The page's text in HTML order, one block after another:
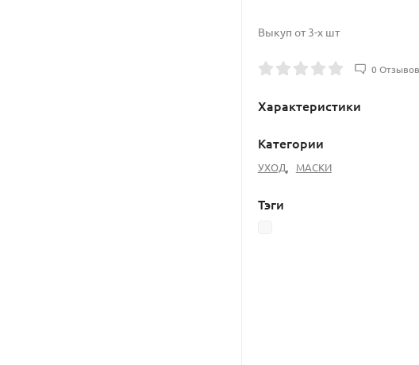
Выкуп от 3-х шт
0 Отзывов
Характеристики
Категории
УХОД, МАСКИ
Тэги